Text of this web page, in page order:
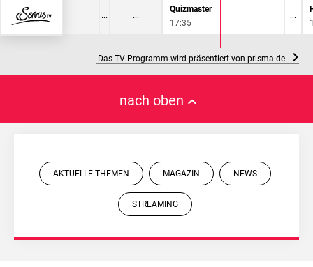
Quizmaster
17:35
Das TV-Programm wird präsentiert von prisma.de
nach oben
AKTUELLE THEMEN MAGAZIN NEWS
STREAMING